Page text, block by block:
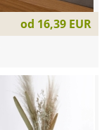
od 16,39 EUR